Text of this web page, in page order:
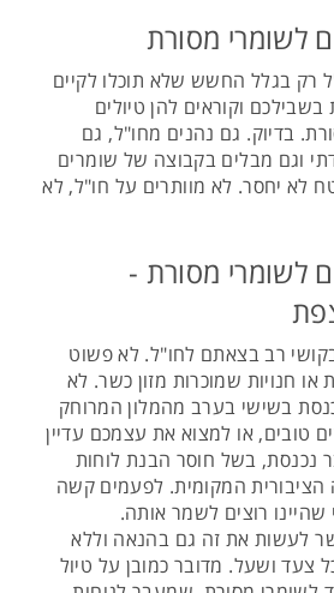
לשומרי מסורת
רק בגלל החשש שלא תוכלו לקיים
וקוראים להן טיולים
בדיוק. גם נהנים מחו"ל, גם
וגם מבלים בקבוצה של שומרים
לא יחסר. לא מוותרים על חו"ל, לא
לשומרי מסורת -
רב בצאתם לחו"ל. לא פשוט
חנויות שמוכרות מזון כשר. לא
בשישי בערב מהמלון המרוחק
טובים, או למצוא את עצמכם עדיין
נכנסת, בשל חוסר הבנת לוחות
המקומית. לפעמים קשה
רוצים לשמר אותה.
לעשות את זה גם בהנאה וללא
צעד ושעל. מדובר כמובן על טיול